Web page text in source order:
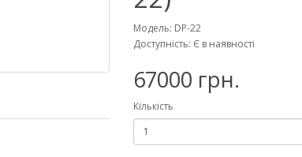
Модель: DP-22
Доступність: Є в наявності
67000 грн.
Кількість